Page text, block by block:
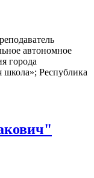
автономное
города
школа»; Республика